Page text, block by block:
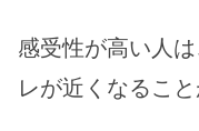
感受性が高い人
レが近くなること